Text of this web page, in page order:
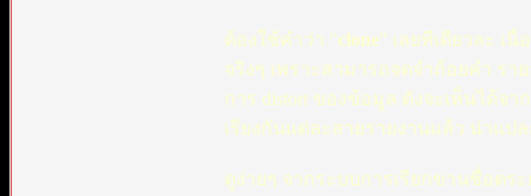
ต้องใช้คำว่า "clone" เลยทีเดียวละ เ
จริงๆ เพราะสามารถจดจำถ้อยคำ ร
การ distort ของข้อมูล ดังจะเห็นได้จ
เรียงกันแต่ละสายรายงานแล้ว น่าแป
ดูง่ายๆ จากระบบการเรียกขานชื่อตร